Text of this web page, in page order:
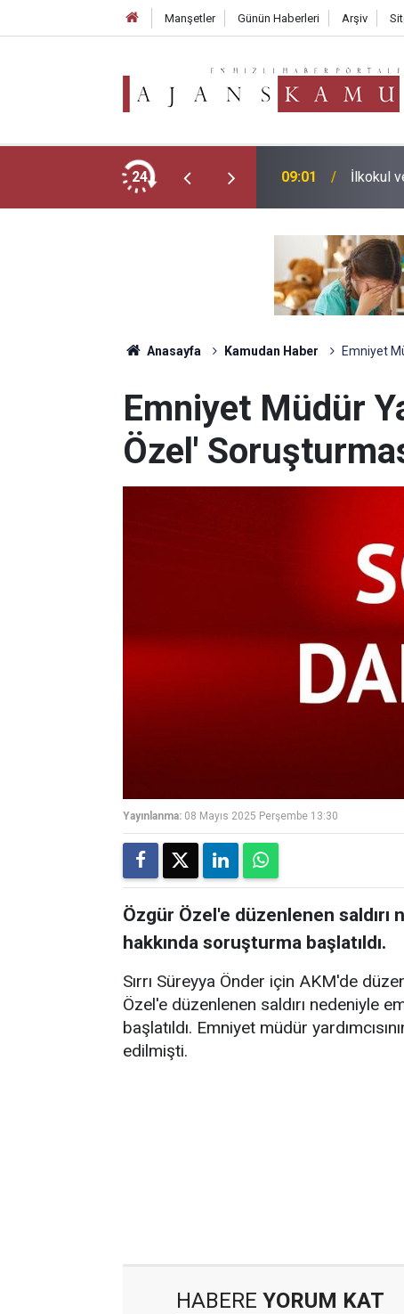
Manşetler Günün Haberleri Arşiv
24 09:01 İlkokul
Anasayfa Kamudan Haber Emniyet
Emniyet Müdür
Özel'
Yayınlanma: 08 Mayıs 2025 Perşembe 13:30
Özgür Özel'e düzenlenen saldırı
hakkında soruşturma başlatıldı.
Sırrı Süreyya Önder için AKM'de
Özel'e düzenlenen saldırı nedeniyle
başlatıldı. Emniyet müdür
edilmişti.
HABERE YORUM KAT